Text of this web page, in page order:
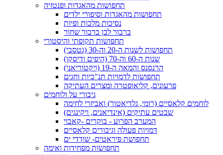
תחפושות מהאגדות ופנטזיה
תחפושות מהאגדות וסיפורי ילדים
נסיכות מלכות ופיות
ברבור לבן ברבור שחור
תחפושות תקופתי והיסטורי
תחפושות לשנות ה-20 וה-30 (גטסבי)
שנות ה-60 וה-70 (היפים ודיסקו)
הרנסנס והמאה ה-19 (ויקטוריאני)
תחפושות לדמויות תנ"כיות וחגים
פרעונים, קליאופטרה ומצרים העתיקה
גיבורי על ולוחמים
לוחמים קלאסיים (רומי, גלדיאטור) ואביזרי לחימה
שבטים עתיקים (אינדיאנים, ויקינגים)
המערב הפרוע - בוקרים -קאבוי
דמויות פעולה וגיבורים קלאסיים
תחפושת פיראטים- שודדי ים
תחפושות מפחידות ואימה